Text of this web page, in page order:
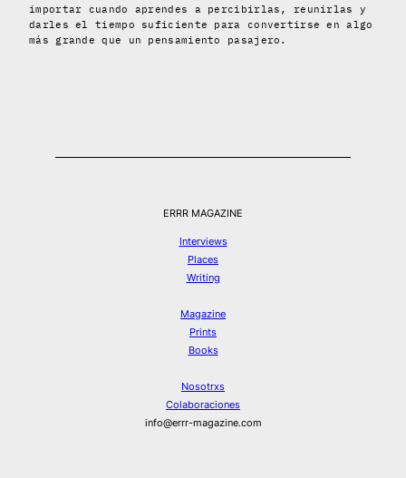
importar cuando aprendes a percibirlas, reunirlas y
darles el tiempo suficiente para convertirse en algo
más grande que un pensamiento pasajero.
ERRR MAGAZINE
Interviews
Places
Writing
Magazine
Prints
Books
Nosotrxs
Colaboraciones
info@errr-magazine.com